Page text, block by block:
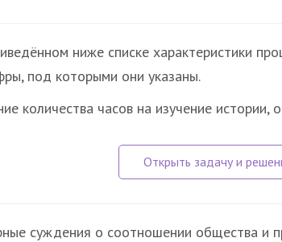
ниже списке характеристики
под которыми они указаны.
количества часов на изучение истории,
суждения о соотношении общества и